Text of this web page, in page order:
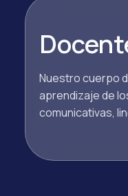
Nuestro cuerpo
aprendizaje de
comunicativas,